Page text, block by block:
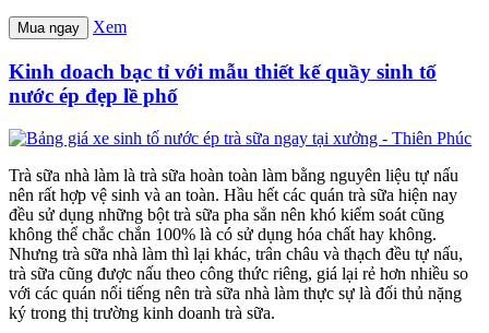
Mua ngay Xem
Kinh doach bạc tỉ với mẫu thiết kế quầy sinh tố
nước ép đẹp lề phố
Trà sữa nhà làm là trà sữa hoàn toàn làm bằng nguyên liệu tự nấu
nên rất hợp vệ sinh và an toàn. Hầu hết các quán trà sữa hiện nay
đều sử dụng những bột trà sữa pha sẳn nên khó kiểm soát cũng
không thể chắc chắn 100% là có sử dụng hóa chất hay không.
Nhưng trà sữa nhà làm thì lại khác, trân châu và thạch đều tự nấu,
trà sữa cũng được nấu theo công thức riêng, giá lại rẻ hơn nhiều so
với các quán nổi tiếng nên trà sữa nhà làm thực sự là đối thủ nặng
ký trong thị trường kinh doanh trà sữa.